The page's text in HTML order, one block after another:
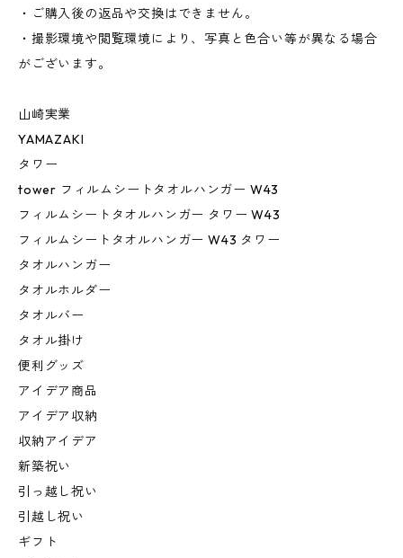
・ご購入後の返品や交換はできません。
・撮影環境や閲覧環境により、写真と色合い等が異なる場合
がございます。
山崎実業
YAMAZAKI
タワー
tower フィルムシートタオルハンガー W43
フィルムシートタオルハンガー タワー W43
フィルムシートタオルハンガー W43 タワー
タオルハンガー
タオルホルダー
タオルバー
タオル掛け
便利グッズ
アイデア商品
アイデア収納
収納アイデア
新築祝い
引っ越し祝い
引越し祝い
ギフト